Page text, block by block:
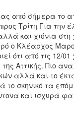
από σήμερα το
Τρίτη Για την
και χιόνια
ο Κλέαρχος
ότι από τις 12/
Αττικής. Πιο
αλλά και το
το σκηνικό τα
και ισχυρά